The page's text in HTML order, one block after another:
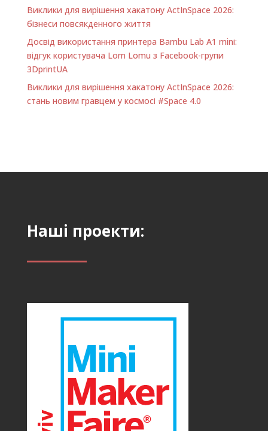
Виклики для вирішення хакатону ActInSpace 2026:
бізнеси повсякденного життя
Досвід використання принтера Bambu Lab A1 minі:
відгук користувача Lom Lomu з Facebook-групи
3DprintUA
Виклики для вирішення хакатону ActInSpace 2026:
стань новим гравцем у космосі #Space 4.0
Наші проекти: